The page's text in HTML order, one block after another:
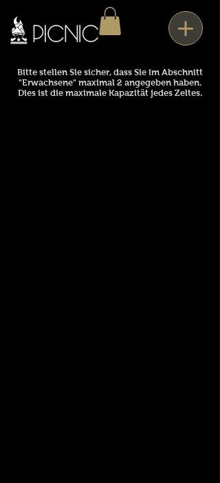
Bitte stellen Sie sicher, dass Sie im Abschnitt
"Erwachsene" maximal 2 angegeben haben.
Dies ist die maximale Kapazität jedes Zeltes.